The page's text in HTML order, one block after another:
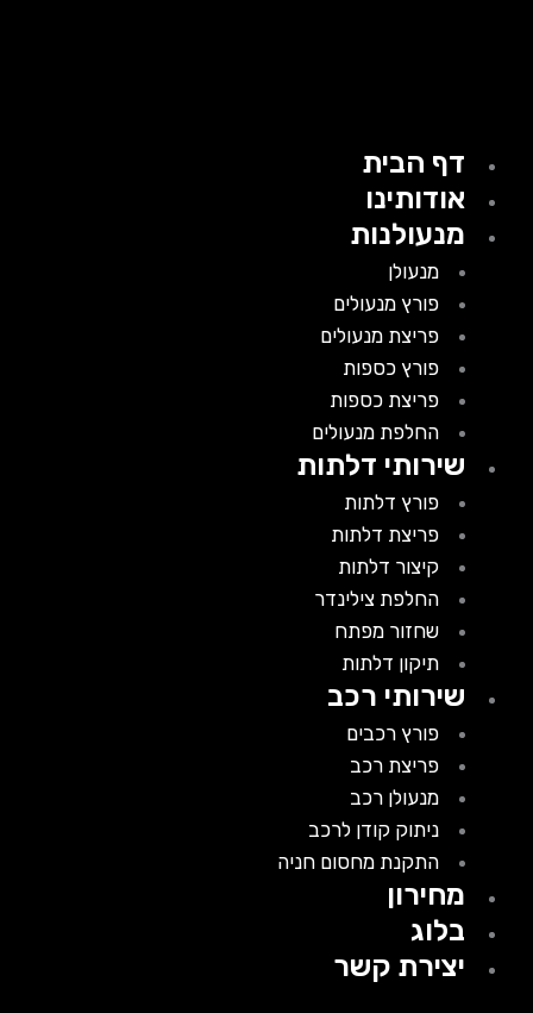
דף הבית
אודותינו
מנעולנות
מנעולן
פורץ מנעולים
פריצת מנעולים
פורץ כספות
פריצת כספות
החלפת מנעולים
שירותי דלתות
פורץ דלתות
פריצת דלתות
קיצור דלתות
החלפת צילינדר
שחזור מפתח
תיקון דלתות
שירותי רכב
פורץ רכבים
פריצת רכב
מנעולן רכב
ניתוק קודן לרכב
התקנת מחסום חניה
מחירון
בלוג
יצירת קשר